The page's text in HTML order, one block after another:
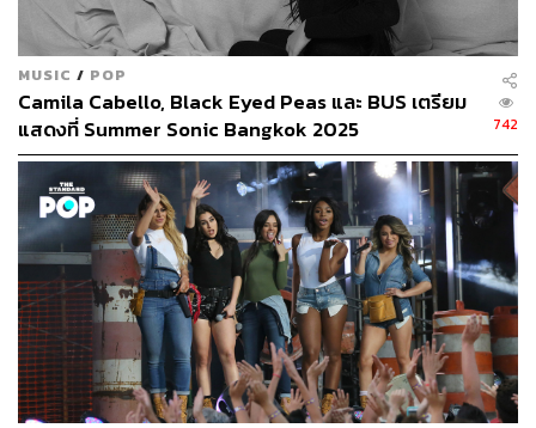
MUSIC / POP
Camila Cabello, Black Eyed Peas และ BUS เตรียม
แสดงที่ Summer Sonic Bangkok 2025
742